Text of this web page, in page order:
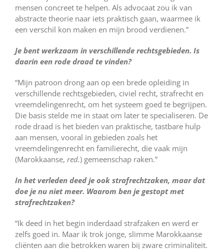
mensen concreet te helpen. Als advocaat zou ik van
abstracte theorie naar iets praktisch gaan, waarmee ik
een verschil kon maken en mijn brood verdienen.”
Je bent werkzaam in verschillende rechtsgebieden. Is
daarin een rode draad te vinden?
“Mijn patroon drong aan op een brede opleiding in
verschillende rechtsgebieden, civiel recht, strafrecht en
vreemdelingenrecht, om het systeem goed te begrijpen.
Die basis stelde me in staat om later te specialiseren. De
rode draad is het bieden van praktische, tastbare hulp
aan mensen, vooral in gebieden zoals het
vreemdelingenrecht en familierecht, die vaak mijn
(Marokkaanse, red.) gemeenschap raken.”
In het verleden deed je ook strafrechtzaken, maar dat
doe je nu niet meer. Waarom ben je gestopt met
strafrechtzaken?
“Ik deed in het begin inderdaad strafzaken en werd er
zelfs goed in. Maar ik trok jonge, slimme Marokkaanse
cliënten aan die betrokken waren bij zware criminaliteit.